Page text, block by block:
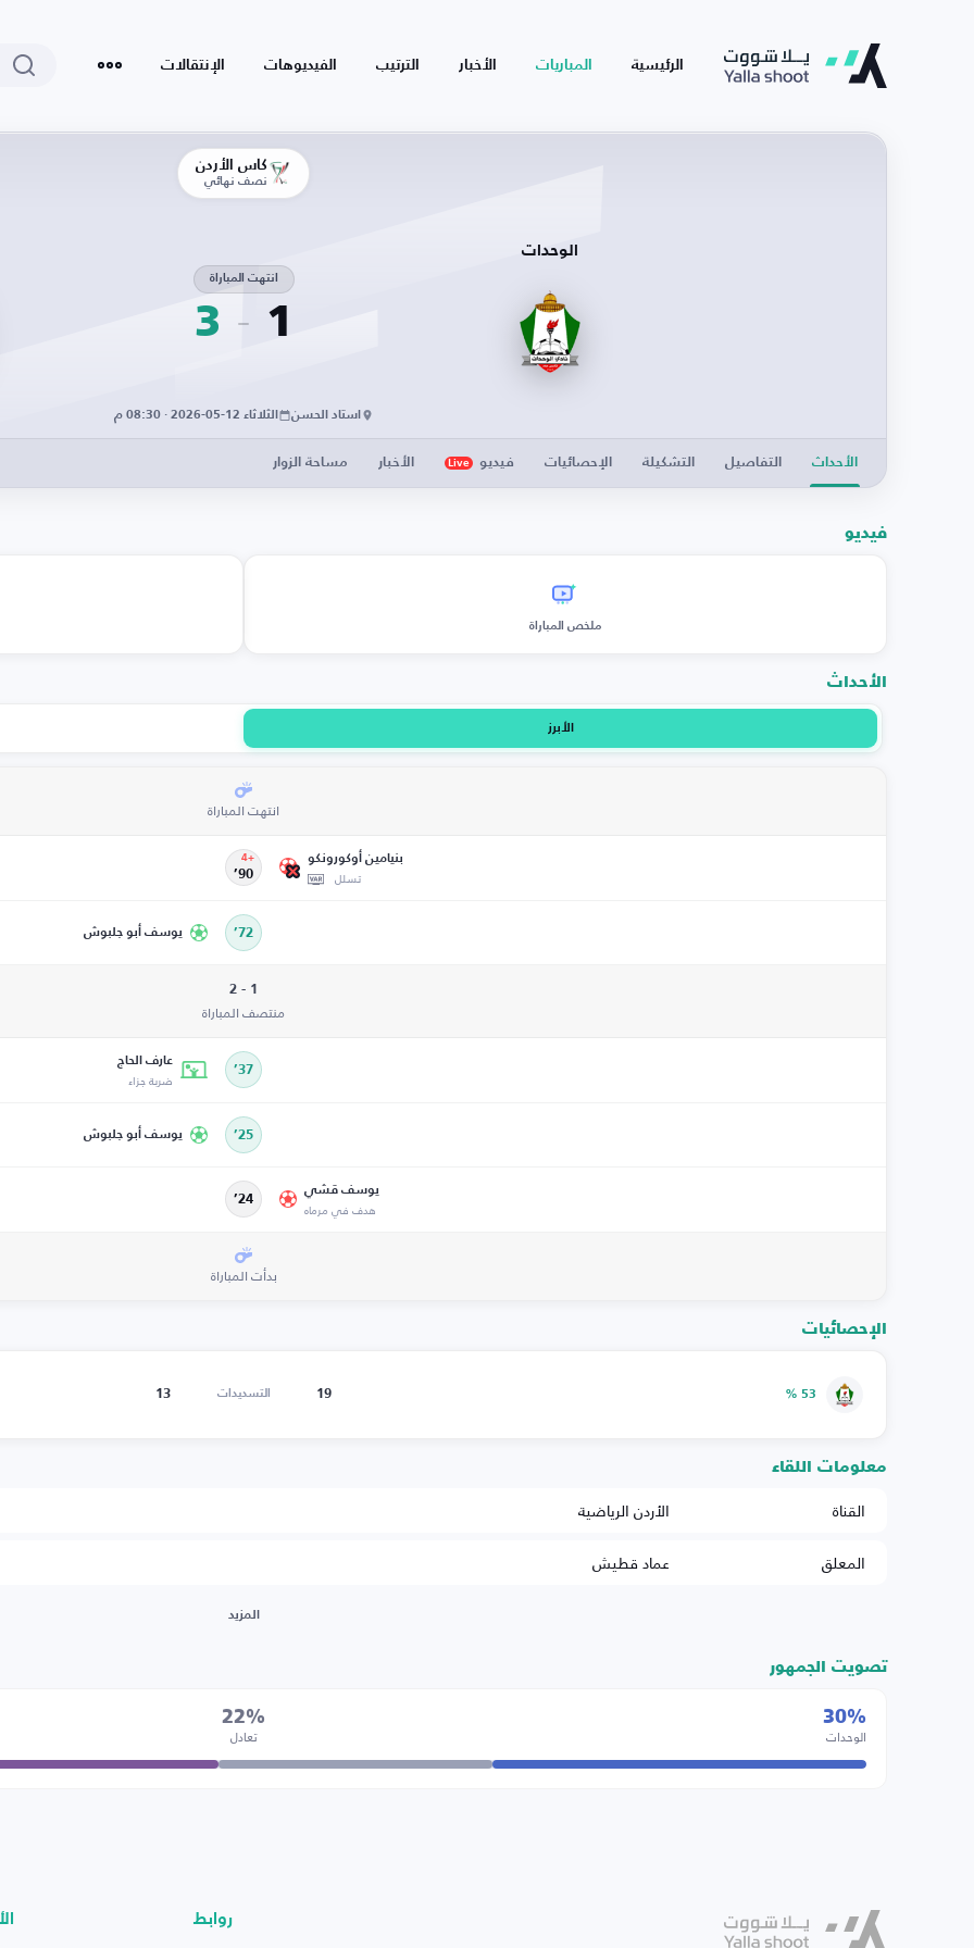
الرئيسية المباريات الأخبار الترتيب الفيديوهات الإنتقالات
كأس الأردن
نصف نهائي
الوحدات
1
انتهت المباراة
3
استاد الحسن الثلاثاء 12-05-2026 · 08:30 م
الأحداث التفاصيل التشكيلة الإحصائيات فيديو Live الأخبار مساحة الزوار
فيديو
ملخص المباراة
الأحداث
الأبرز
انتهت المباراة
بنيامين أوكورونكو
تسلل 90’
+4
72’ يوسف أبو جلبوش
1 - 2
منتصف المباراة
37’
عارف الحاج
ضربة جزاء
25’ يوسف أبو جلبوش
يوسف قشي
هدف في مرماه 24’
بدأت المباراة
الإحصائيات
53 %
19 التسديدات 13
معلومات اللقاء
القناة
الأردن الرياضية
المعلق
عماد قطيش
المزيد
تصويت الجمهور
30%
الوحدات
22%
تعادل
روابط